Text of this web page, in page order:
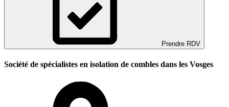
Prendre RDV
Société de spécialistes en isolation de combles dans les Vosges